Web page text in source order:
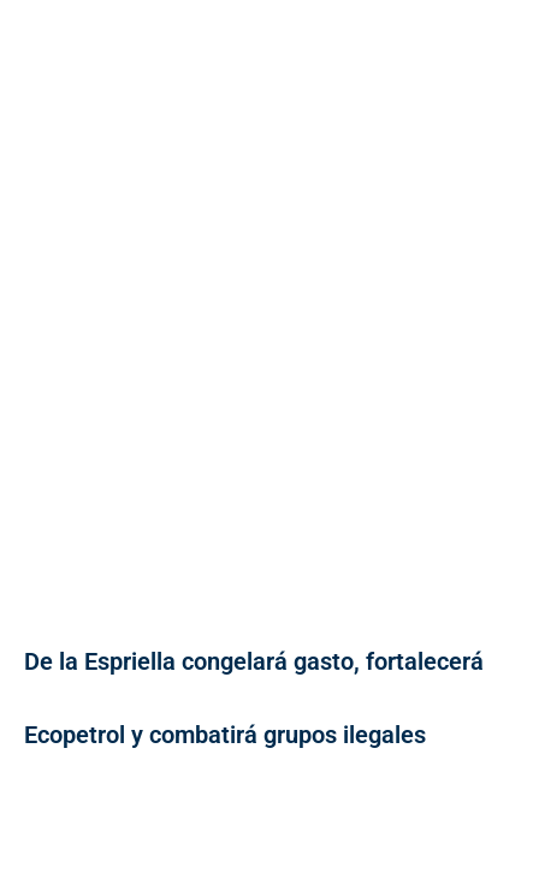
De la Espriella congelará gasto, fortalecerá
Ecopetrol y combatirá grupos ilegales